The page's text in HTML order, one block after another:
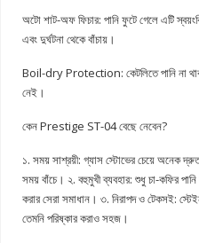
অটো শাট-অফ ফিচার: পানি ফুটে গেলে এটি
এবং দুর্ঘটনা থেকে বাঁচায়।
Boil-dry Protection: কেটলিতে পানি না
নেই।
কেন Prestige ST-04 বেছে নেবেন?
১. সময় সাশ্রয়ী: গ্যাস স্টোভের চেয়ে অনেক
সময় বাঁচে। ২. বহুমুখী ব্যবহার: শুধু চা-কফির
করার সেরা সমাধান। ৩. নিরাপদ ও টেকসই:
তেমনি পরিষ্কার করাও সহজ।